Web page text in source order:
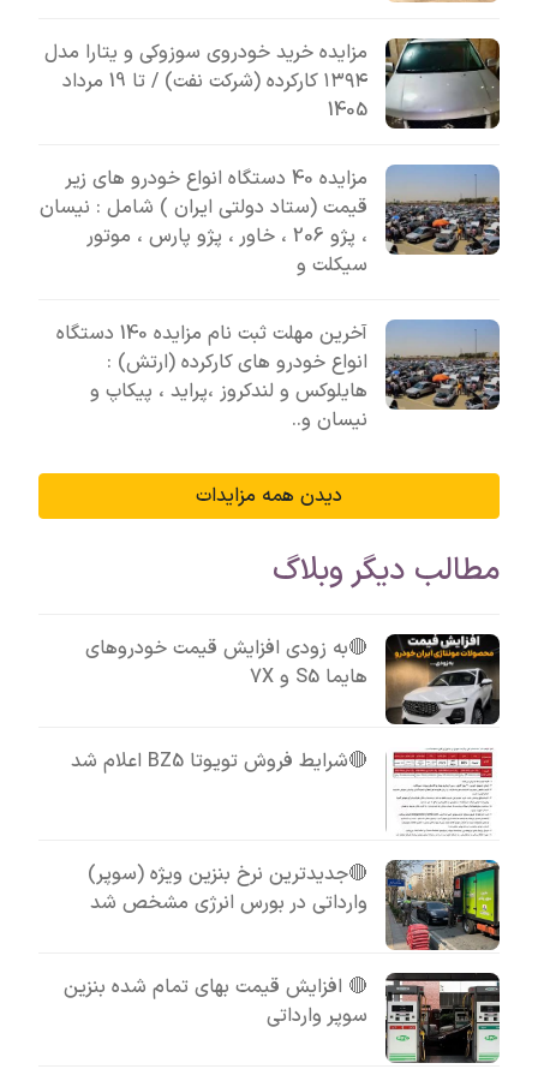
مزایده خرید خودروی سوزوکی و یتارا مدل
۱۳۹۴ کارکرده (شرکت نفت) / تا 19 مرداد
1405
مزایده 40 دستگاه انواع خودرو های زیر
قیمت (ستاد دولتی ایران ) شامل : نیسان
، پژو 206 ، خاور ، پژو پارس ، موتور
سیکلت و
آخرین مهلت ثبت نام مزایده 140 دستگاه
انواع خودرو های کارکرده (ارتش) :
هایلوکس و لندکروز ،پراید ، پیکاپ و
نیسان و..
دیدن همه مزایدات
مطالب دیگر وبلاگ
🔴به زودی افزایش قیمت خودروهای
هایما S5 و 7X
🔴شرایط فروش تویوتا BZ5 اعلام شد
🔴جدیدترین نرخ بنزین ویژه (سوپر)
وارداتی در بورس انرژی مشخص شد
🔴 افزایش قیمت بهای تمام شده بنزین
سوپر وارداتی